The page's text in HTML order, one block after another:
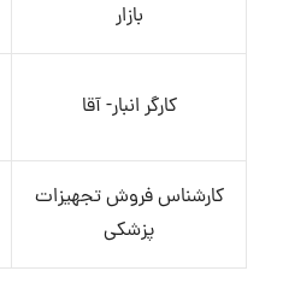
بازار
کارگر انبار- آقا
کارشناس فروش تجهیزات
پزشکی